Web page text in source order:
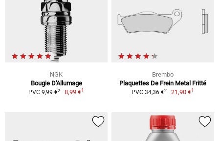
NGK
Bougie D'Allumage
PVC 9,99 €2 8,99 €1
Brembo
Plaquettes De Frein Metal Fritté
PVC 34,36 €2 21,90 €1